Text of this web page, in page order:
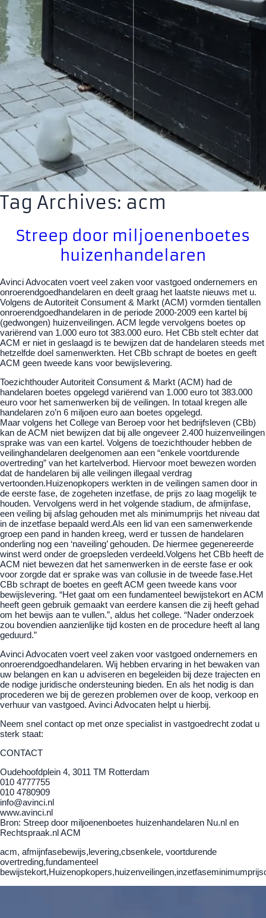
Tag Archives: acm
Streep door miljoenenboetes
huizenhandelaren
Avinci Advocaten voert veel zaken voor vastgoed ondernemers en
onroerendgoedhandelaren en deelt graag het laatste nieuws met u.
Volgens de Autoriteit Consument & Markt (ACM) vormden tientallen
onroerendgoedhandelaren in de periode 2000-2009 een kartel bij
(gedwongen) huizenveilingen. ACM legde vervolgens boetes op
variërend van 1.000 euro tot 383.000 euro. Het CBb stelt echter dat
ACM er niet in geslaagd is te bewijzen dat de handelaren steeds met
hetzelfde doel samenwerkten. Het CBb schrapt de boetes en geeft
ACM geen tweede kans voor bewijslevering.
Toezichthouder Autoriteit Consument & Markt (ACM) had de
handelaren boetes opgelegd variërend van 1.000 euro tot 383.000
euro voor het samenwerken bij de veilingen. In totaal kregen alle
handelaren zo’n 6 miljoen euro aan boetes opgelegd.
Maar volgens het College van Beroep voor het bedrijfsleven (CBb)
kan de ACM niet bewijzen dat bij alle ongeveer 2.400 huizenveilingen
sprake was van een kartel. Volgens de toezichthouder hebben de
veilinghandelaren deelgenomen aan een “enkele voortdurende
overtreding” van het kartelverbod. Hiervoor moet bewezen worden
dat de handelaren bij alle veilingen illegaal verdrag
vertoonden.Huizenopkopers werkten in de veilingen samen door in
de eerste fase, de zogeheten inzetfase, de prijs zo laag mogelijk te
houden. Vervolgens werd in het volgende stadium, de afmijnfase,
een veiling bij afslag gehouden met als minimumprijs het niveau dat
in de inzetfase bepaald werd.Als een lid van een samenwerkende
groep een pand in handen kreeg, werd er tussen de handelaren
onderling nog een ‘naveiling’ gehouden. De hiermee gegenereerde
winst werd onder de groepsleden verdeeld.Volgens het CBb heeft de
ACM niet bewezen dat het samenwerken in de eerste fase er ook
voor zorgde dat er sprake was van collusie in de tweede fase.Het
CBb schrapt de boetes en geeft ACM geen tweede kans voor
bewijslevering. “Het gaat om een fundamenteel bewijstekort en ACM
heeft geen gebruik gemaakt van eerdere kansen die zij heeft gehad
om het bewijs aan te vullen.”, aldus het college. “Nader onderzoek
zou bovendien aanzienlijke tijd kosten en de procedure heeft al lang
geduurd.”
Avinci Advocaten voert veel zaken voor vastgoed ondernemers en
onroerendgoedhandelaren. Wij hebben ervaring in het bewaken van
uw belangen en kan u adviseren en begeleiden bij deze trajecten en
de nodige juridische ondersteuning bieden. En als het nodig is dan
procederen we bij de gerezen problemen over de koop, verkoop en
verhuur van vastgoed. Avinci Advocaten helpt u hierbij.
Neem snel contact op met onze specialist in vastgoedrecht zodat u
sterk staat:
CONTACT
Oudehoofdplein 4, 3011 TM Rotterdam
010 4777755
010 4780909
info@avinci.nl
www.avinci.nl
Bron: Streep door miljoenenboetes huizenhandelaren Nu.nl en
Rechtspraak.nl ACM
acm, afmijnfasebewijs,levering,cbsenkele, voortdurende
overtreding,fundamenteel